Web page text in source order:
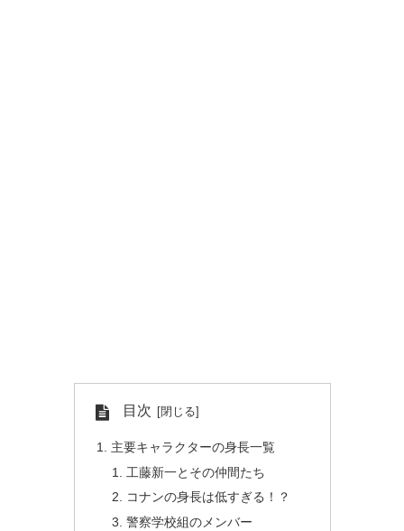
目次
主要キャラクターの身長一覧
工藤新一とその仲間たち
コナンの身長は低すぎる！？
警察学校組のメンバー